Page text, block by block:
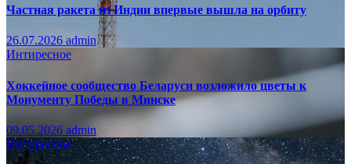
Частная ракета из Индии впервые вышла на орбиту
26.07.2026 admin
Интиресное
Хоккейное сообщество Беларуси возложило цветы к
Монументу Победы в Минске
09.05.2026 admin
Интиресное